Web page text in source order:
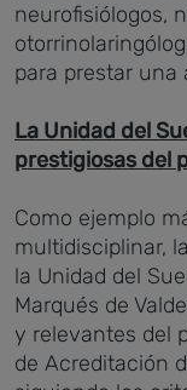
neurofisiólogos,
para prestar una
La Unidad del
prestigiosas del
Como ejemplo
multidisciplinar,
la Unidad del
Marqués de
y relevantes del
de Acreditación